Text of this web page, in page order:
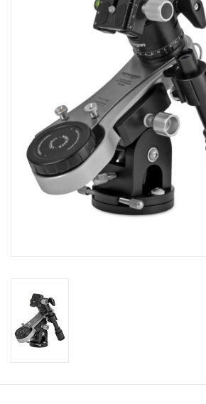
Aanbiedingen
Monteringen
Astrofotografie
Merken